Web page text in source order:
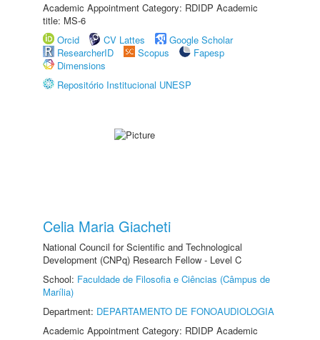
Academic Appointment Category: RDIDP Academic
title: MS-6
Orcid
CV Lattes
Google Scholar
ResearcherID
Scopus
Fapesp
Dimensions
Repositório Institucional UNESP
Celia Maria Giacheti
National Council for Scientific and Technological
Development (CNPq) Research Fellow - Level C
School: Faculdade de Filosofia e Ciências (Câmpus de
Marília)
Department: DEPARTAMENTO DE FONOAUDIOLOGIA
Academic Appointment Category: RDIDP Academic